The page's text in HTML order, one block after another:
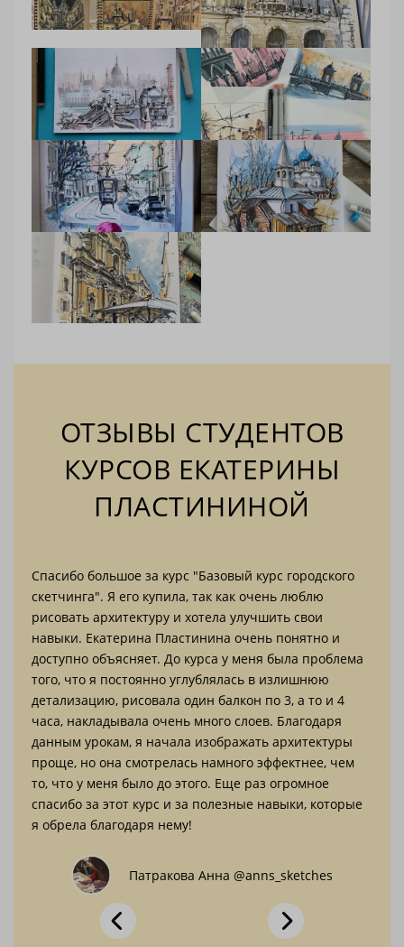
ОТЗЫВЫ СТУДЕНТОВ
КУРСОВ ЕКАТЕРИНЫ
ПЛАСТИНИНОЙ
Спасибо большое за курс "Базовый курс городского
скетчинга". Я его купила, так как очень люблю
рисовать архитектуру и хотела улучшить свои
навыки. Екатерина Пластинина очень понятно и
доступно объясняет. До курса у меня была проблема
того, что я постоянно углублялась в излишнюю
детализацию, рисовала один балкон по 3, а то и 4
часа, накладывала очень много слоев. Благодаря
данным урокам, я начала изображать архитектуры
проще, но она смотрелась намного эффектнее, чем
то, что у меня было до этого. Еще раз огромное
спасибо за этот курс и за полезные навыки, которые
я обрела благодаря нему!
Патракова Анна @anns_sketches